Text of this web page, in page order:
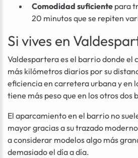
Comodidad suficiente para
20 minutos que se repiten
Si vives en
Valdespartera es el barrio donde el
más kilómetros diarios por su
eficiencia en carretera urbana y en
tiene más peso que en los otros dos
El aparcamiento en el barrio no
mayor gracias a su trazado
a considerar modelos algo más
demasiado el día a día.